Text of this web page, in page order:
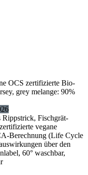
OCS zertifizierte Bio-
grey melange: 90%
Rippstrick, Fischgrät-
vegane
Berechnung (Life Cycle
über den
60° waschbar,